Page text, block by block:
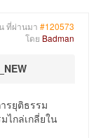
ที่ผ่านมา #120573
โดย Badman
รยุติธรรม
ไกล่เกลี่ยใน